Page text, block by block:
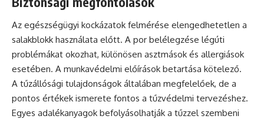
Az egészségügyi kockázatok felmérése elengedhetetlen a
salakblokk használata előtt. A por belélegzése légúti
problémákat okozhat, különösen asztmások és allergiások
esetében. A munkavédelmi előírások betartása kötelező.
A tűzállósági tulajdonságok általában megfelelőek, de a
pontos értékek ismerete fontos a tűzvédelmi tervezéshez.
Egyes adalékanyagok befolyásolhatják a tűzzel szembeni